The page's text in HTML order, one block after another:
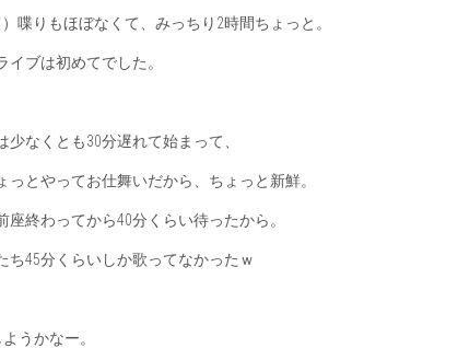
喋りもほぼなくて、みっちり2時間ちょっと。
イブは初めてでした。
少なくとも30分遅れて始まって、
っとやってお仕舞いだから、ちょっと新鮮。
座終わってから40分くらい待ったから。
ち45分くらいしか歌ってなかったｗ
うかなー。